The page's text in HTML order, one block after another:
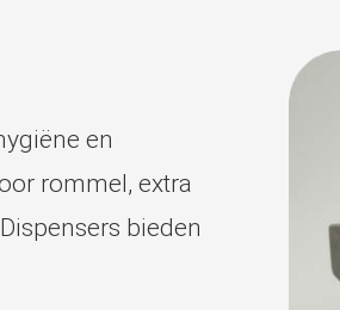
en
rommel, extra
bieden